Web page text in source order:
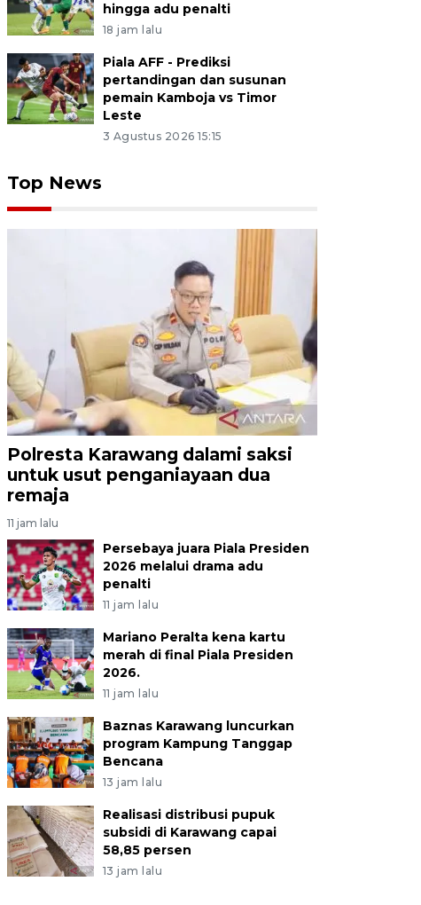
hingga adu penalti
18 jam lalu
Piala AFF - Prediksi
pertandingan dan susunan
pemain Kamboja vs Timor
Leste
3 Agustus 2026 15:15
Top News
Polresta Karawang dalami saksi
untuk usut penganiayaan dua
remaja
11 jam lalu
Persebaya juara Piala Presiden
2026 melalui drama adu
penalti
11 jam lalu
Mariano Peralta kena kartu
merah di final Piala Presiden
2026.
11 jam lalu
Baznas Karawang luncurkan
program Kampung Tanggap
Bencana
13 jam lalu
Realisasi distribusi pupuk
subsidi di Karawang capai
58,85 persen
13 jam lalu